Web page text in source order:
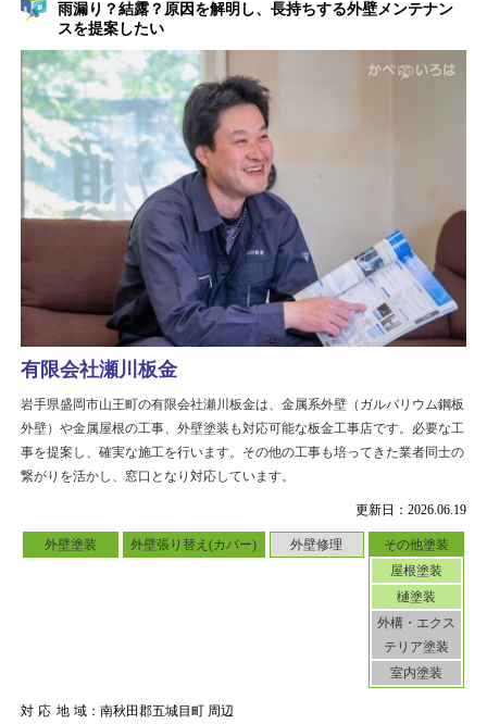
雨漏り？結露？原因を解明し、長持ちする外壁メンテナン
スを提案したい
更新日：2026.06.19
外壁塗装 外壁張り替え(カバー) 外壁修理
その他塗装
屋根塗装
樋塗装
外構・エクス
テリア塗装
室内塗装
対応地域：南秋田郡五城目町 周辺
有限会社瀬川板金
岩手県盛岡市山王町の有限会社瀬川板金は、金属系外壁（ガルバリウム鋼板
外壁）や金属屋根の工事、外壁塗装も対応可能な板金工事店です。必要な工
事を提案し、確実な施工を行います。その他の工事も培ってきた業者同士の
繋がりを活かし、窓口となり対応しています。